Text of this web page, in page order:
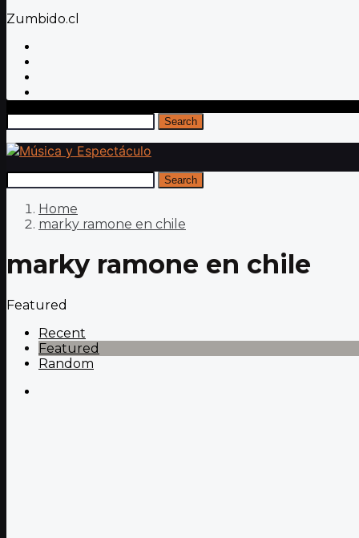
Zumbido.cl
Search
Search
Home
marky ramone en chile
marky ramone en chile
Featured
Recent
Featured
Random